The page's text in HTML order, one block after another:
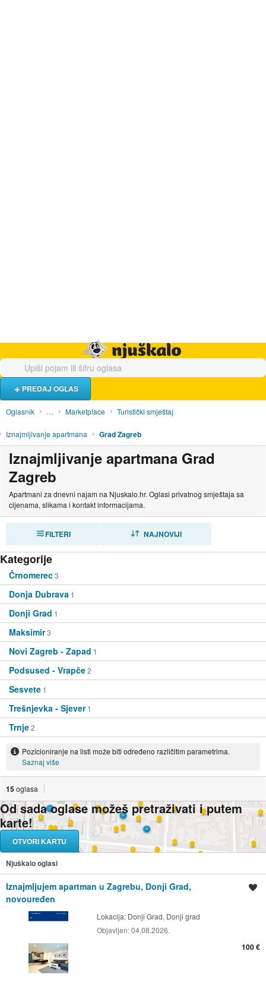
PREDAJ OGLAS
Oglasnik … Marketplace Turistički smještaj
Iznajmljivanje apartmana Grad Zagreb
Iznajmljivanje apartmana Grad
Zagreb
Apartmani za dnevni najam na Njuskalo.hr. Oglasi privatnog smještaja sa
cijenama, slikama i kontakt informacijama.
FILTERI NAJNOVIJI
Kategorije
Črnomerec3
Donja Dubrava 1
Donji Grad 1
Maksimir3
Novi Zagreb - Zapad 1
Podsused - Vrapče2
Sesvete 1
Trešnjevka - Sjever 1
Trnje2
Pozicioniranje na listi može biti određeno različitim parametrima.
Saznaj više
15oglasa
Od sada oglase možeš pretraživati i putem
karte!
OTVORI KARTU
Njuškalo oglasi
Iznajmljujem apartman u Zagrebu, Donji Grad,
novouređen
Lokacija: Donji Grad, Donji grad
Objavljen:04.08.2026.
100 €